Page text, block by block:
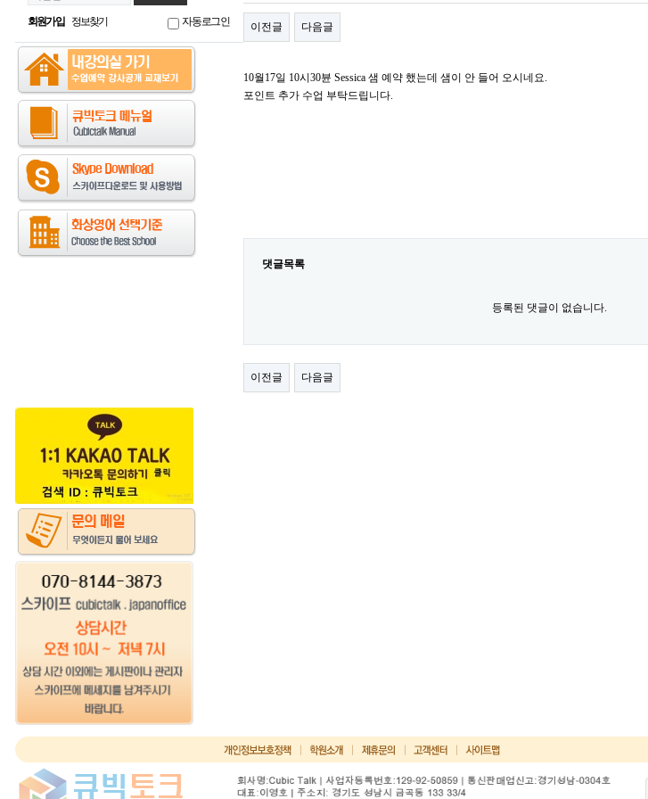
회원가입 정보찾기 자동로그인 이전글 다음글
10월17일 10시30뷴 Sessica 샘 예약 했는데 샘이 안 들어 오시네요.
포인트 추가 수업 부탁드립니다.
댓글목록
등록된 댓글이 없습니다.
이전글 다음글